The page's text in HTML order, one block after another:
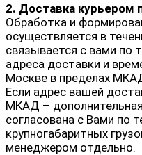
2. Доставка курьером
Обработка и
осуществляется в
связывается с вами по
адреса доставки и
Москве в пределах
Если адрес вашей
МКАД –
согласована с Вами по
крупногабаритных
менеджером отдельно.